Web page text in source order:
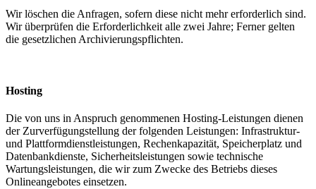
Wir löschen die Anfragen, sofern diese nicht mehr erforderlich sind.
Wir überprüfen die Erforderlichkeit alle zwei Jahre; Ferner gelten
die gesetzlichen Archivierungspflichten.
Hosting
Die von uns in Anspruch genommenen Hosting-Leistungen dienen
der Zurverfügungstellung der folgenden Leistungen: Infrastruktur-
und Plattformdienstleistungen, Rechenkapazität, Speicherplatz und
Datenbankdienste, Sicherheitsleistungen sowie technische
Wartungsleistungen, die wir zum Zwecke des Betriebs dieses
Onlineangebotes einsetzen.